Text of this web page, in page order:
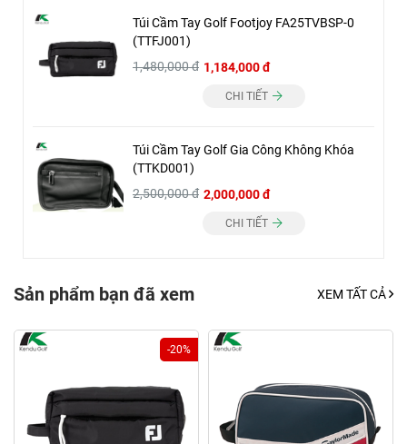
Túi Cầm Tay Golf Footjoy FA25TVBSP-0
(TTFJ001)
1,480,000 đ 1,184,000 đ
CHI TIẾT
Túi Cầm Tay Golf Gia Công Không Khóa
(TTKD001)
2,500,000 đ 2,000,000 đ
CHI TIẾT
Sản phẩm bạn đã xem XEM TẤT CẢ
-20%